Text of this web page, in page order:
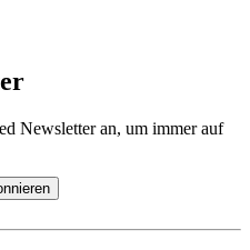
Newsletter an, um immer auf